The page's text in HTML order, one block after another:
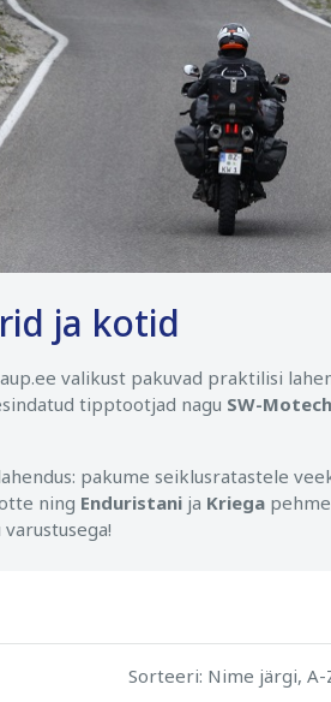
ja kotid
valikust pakuvad praktilisi
tipptootjad nagu SW-
pakume seiklusratastele
ning Enduristani ja Kriega
Sorteeri: Nime järgi, A-